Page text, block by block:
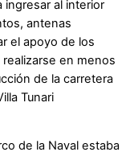
ingresar al interior
antenas
el apoyo de los
en menos
de la carretera
Tunari
de la Naval estaba